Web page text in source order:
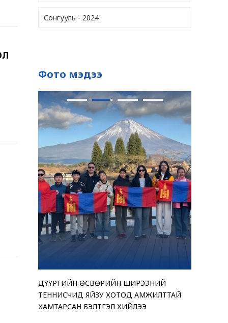
Сонгууль - 2024
Фото мэдээ
ӨСВӨРИЙН ШИРЭЭНИЙ
ЯЙЗУ ХОТОД АМЖИЛТТАЙ
БЭЛТГЭЛ ХИЙЛЭЭ
ТЕНДЕРИЙН СОНГОН
ЗАРЛАЖ БАЙНА